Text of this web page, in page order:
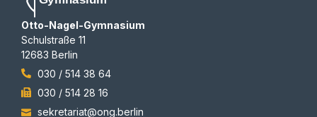
Otto-Nagel-Gymnasium
Schulstraße 11
12683 Berlin
030 / 514 38 64
030 / 514 28 16
sekretariat@ong.berlin